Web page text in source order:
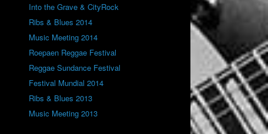
Into the Grave & CityRock
Ribs & Blues 2014
Music Meeting 2014
Roepaen Reggae Festival
Reggae Sundance Festival
Festival Mundial 2014
Ribs & Blues 2013
Music Meeting 2013